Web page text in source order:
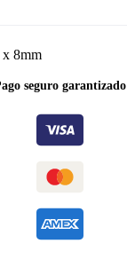
8mm
seguro garantizado